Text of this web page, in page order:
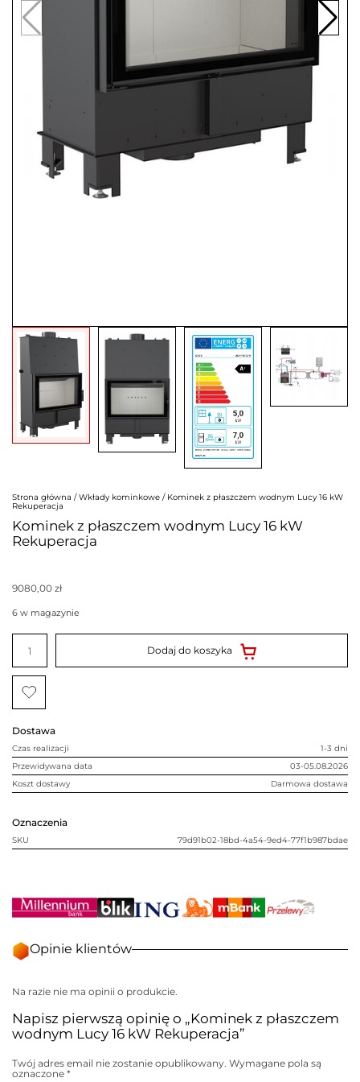
Strona główna /Wkłady kominkowe / Kominek z płaszczem wodnym Lucy 16 kW
Rekuperacja
Kominek z płaszczem wodnym Lucy 16 kW
Rekuperacja
Dostawa
Czas realizacji
1-3 dni
Przewidywana data
03-05.08.2026
Koszt dostawy
Darmowa dostawa
Oznaczenia
SKU 79d91b02-18bd-4a54-9ed4-77f1b987bdae
9080,00 zł
6 w magazynie
ilość
Kominek
płaszczem
wodnym
Lucy
kW
Dodaj do koszyka
Opinie klientów
Na razie nie ma opinii o produkcie.
Napisz pierwszą opinię o „Kominek z płaszczem
wodnym Lucy 16 kW Rekuperacja”
Twój adres email nie zostanie opublikowany. Wymagane pola są
oznaczone *